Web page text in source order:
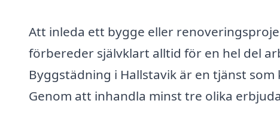
Att inleda ett bygge eller
förbereder självklart alltid för en hel del
Byggstädning i Hallstavik är en tjänst
Genom att inhandla minst tre olika